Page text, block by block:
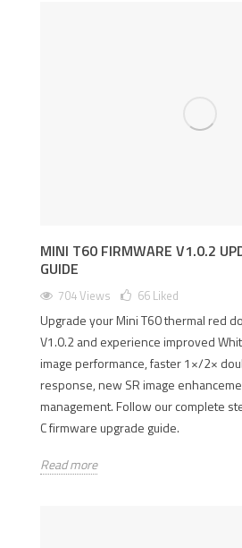
MINI T60 FIRMWARE V1.0.2
GUIDE
704 Views 66 Liked
Upgrade your Mini T60 thermal red
V1.0.2 and experience improved
image performance, faster 1×/2×
response, new SR image
management. Follow our complete
C firmware upgrade guide.
Read more